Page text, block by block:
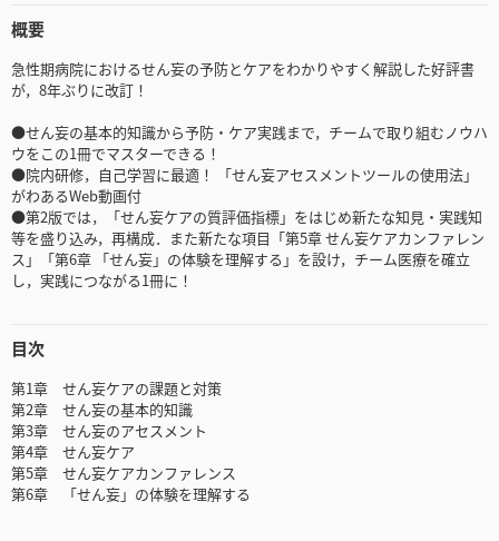
概要
急性期病院におけるせん妄の予防とケアをわかりやすく解説した好評書
が，8年ぶりに改訂！
●せん妄の基本的知識から予防・ケア実践まで，チームで取り組むノウハ
ウをこの1冊でマスターできる！
●院内研修，自己学習に最適！ 「せん妄アセスメントツールの使用法」
がわあるWeb動画付
●第2版では，「せん妄ケアの質評価指標」をはじめ新たな知見・実践知
等を盛り込み，再構成．また新たな項目「第5章 せん妄ケアカンファレン
ス」「第6章 「せん妄」の体験を理解する」を設け，チーム医療を確立
し，実践につながる1冊に！
目次
第1章 せん妄ケアの課題と対策
第2章 せん妄の基本的知識
第3章 せん妄のアセスメント
第4章 せん妄ケア
第5章 せん妄ケアカンファレンス
第6章 「せん妄」の体験を理解する